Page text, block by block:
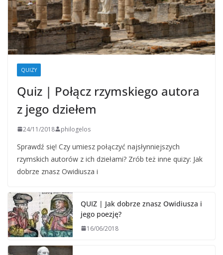
QUIZY
Quiz | Połącz rzymskiego autora
z jego dziełem
24/11/2018 philogelos
Sprawdź się! Czy umiesz połączyć najsłynniejszych
rzymskich autorów z ich dziełami? Zrób też inne quizy: Jak
dobrze znasz Owidiusza i
QUIZ | Jak dobrze znasz Owidiusza i
jego poezję?
16/06/2018